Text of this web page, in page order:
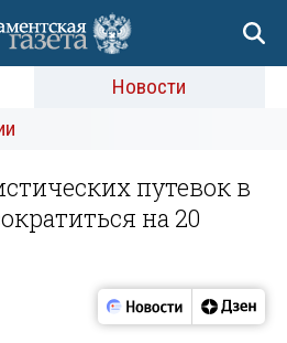
Новости
путевок в
на 20